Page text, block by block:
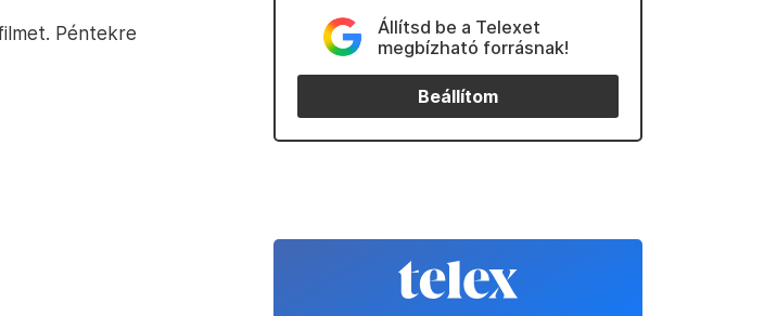
Péntekre
Állítsd be a Telexet
megbízható forrásnak!
Beállítom